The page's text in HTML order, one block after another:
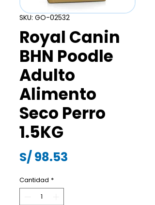
SKU: GO-02532
Royal Canin
BHN Poodle
Adulto
Alimento
Seco Perro
1.5KG
S/ 98.53
Cantidad *